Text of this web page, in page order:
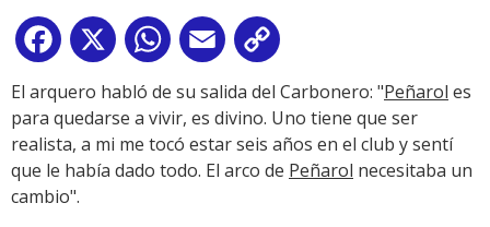
Facebook
X WhatsApp
Email
Link
El arquero habló de su salida del Carbonero: "Peñarol es
para quedarse a vivir, es divino. Uno tiene que ser
realista, a mi me tocó estar seis años en el club y sentí
que le había dado todo. El arco de Peñarol necesitaba un
cambio".